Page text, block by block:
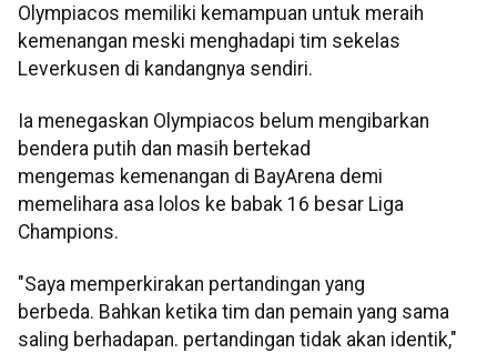
Olympiacos memiliki kemampuan untuk meraih
kemenangan meski menghadapi tim sekelas
Leverkusen di kandangnya sendiri.
Ia menegaskan Olympiacos belum mengibarkan
bendera putih dan masih bertekad
mengemas kemenangan di BayArena demi
memelihara asa lolos ke babak 16 besar Liga
Champions.
"Saya memperkirakan pertandingan yang
berbeda. Bahkan ketika tim dan pemain yang sama
saling berhadapan. pertandingan tidak akan identik,"